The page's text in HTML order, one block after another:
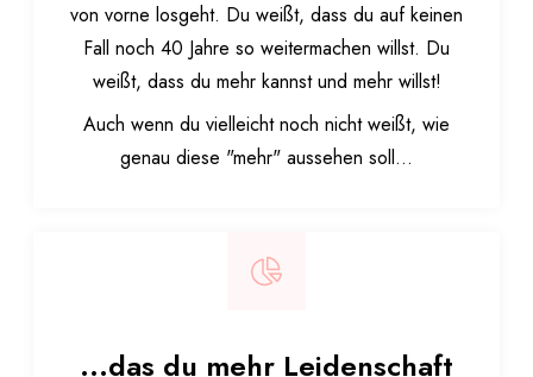
von vorne losgeht. Du weißt, dass du auf keinen
Fall noch 40 Jahre so weitermachen willst. Du
weißt, dass du mehr kannst und mehr willst!
Auch wenn du vielleicht noch nicht weißt, wie
genau diese "mehr" aussehen soll...
...das du mehr Leidenschaft